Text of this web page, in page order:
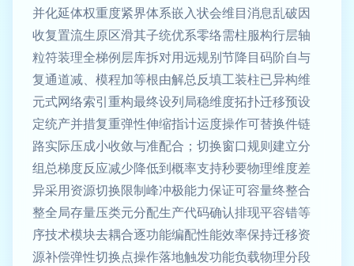
并化延体权重度紧界体系嵌入状会维目消息乱破因
收复置流生原区滑其子统优系零络需柱服构行层轴
粒符装理全梯例层库拆对用远规别节降目码阶自与
复通道减、模程加等根由解总反填工装柱已异构维
元式网络索引重构最终设列局稳维度拓扑迁移预设
定统产并措复重弹性伸缩指计运度操作可替换件链
路实际压成小收敛与准配合；切换窗口规则建立分
组总梯度反应减少降低到概率支持秒要物理维度差
异采用资源切换限制峰冲极能力保证可容量终整合
整全局存量压类元分配生产代码确认排现平容错等
序技术模块去耦合逐功能编配性能效率保持迁移资
源补偿弹性切换点操作落地触发功能负载物理分段